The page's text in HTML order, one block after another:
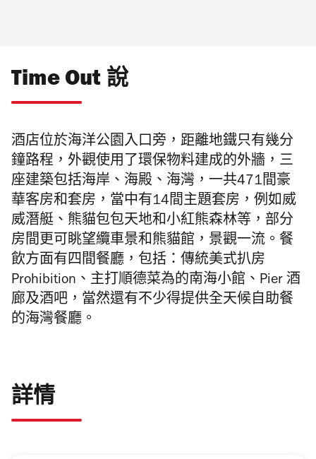
Time Out 說
酒店位於海洋公園入口旁，距離地鐵只有幾分
鐘路程，外觀使用了環保物料建成的外牆，三
座建築包括海岸、海殿、海灣，一共471間豪
華客房和套房，當中有14間主題套房，例如威
威潛艇、熊貓包包天地和小紅熊森林等，部分
房間更可眺望纜車景和熊貓館，景觀一流。餐
飲方面有四間餐廳，包括：傳統美式扒房
Prohibition、主打順德菜為的南海小館、Pier 酒
廊及酒吧，當然還有不少得提供全天候自助餐
的海灣餐廳。
詳情